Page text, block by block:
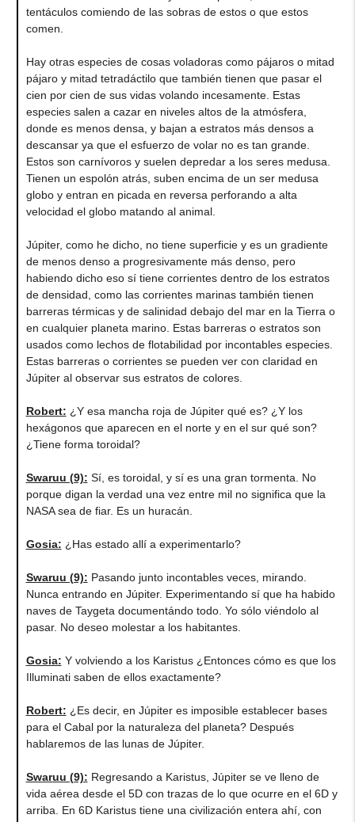
tentáculos comiendo de las sobras de estos o que estos
comen.
Hay otras especies de cosas voladoras como pájaros o mitad
pájaro y mitad tetradáctilo que también tienen que pasar el
cien por cien de sus vidas volando incesamente. Estas
especies salen a cazar en niveles altos de la atmósfera,
donde es menos densa, y bajan a estratos más densos a
descansar ya que el esfuerzo de volar no es tan grande.
Estos son carnívoros y suelen depredar a los seres medusa.
Tienen un espolón atrás, suben encima de un ser medusa
globo y entran en picada en reversa perforando a alta
velocidad el globo matando al animal.
Júpiter, como he dicho, no tiene superficie y es un gradiente
de menos denso a progresivamente más denso, pero
habiendo dicho eso sí tiene corrientes dentro de los estratos
de densidad, como las corrientes marinas también tienen
barreras térmicas y de salinidad debajo del mar en la Tierra o
en cualquier planeta marino. Estas barreras o estratos son
usados como lechos de flotabilidad por incontables especies.
Estas barreras o corrientes se pueden ver con claridad en
Júpiter al observar sus estratos de colores.
Robert: ¿Y esa mancha roja de Júpiter qué es? ¿Y los
hexágonos que aparecen en el norte y en el sur qué son?
¿Tiene forma toroidal?
Swaruu (9): Sí, es toroidal, y sí es una gran tormenta. No
porque digan la verdad una vez entre mil no significa que la
NASA sea de fiar. Es un huracán.
Gosia: ¿Has estado allí a experimentarlo?
Swaruu (9): Pasando junto incontables veces, mirando.
Nunca entrando en Júpiter. Experimentando sí que ha habido
naves de Taygeta documentándo todo. Yo sólo viéndolo al
pasar. No deseo molestar a los habitantes.
Gosia: Y volviendo a los Karistus ¿Entonces cómo es que los
Illuminati saben de ellos exactamente?
Robert: ¿Es decir, en Júpiter es imposible establecer bases
para el Cabal por la naturaleza del planeta? Después
hablaremos de las lunas de Júpiter.
Swaruu (9): Regresando a Karistus, Júpiter se ve lleno de
vida aérea desde el 5D con trazas de lo que ocurre en el 6D y
arriba. En 6D Karistus tiene una civilización entera ahí, con